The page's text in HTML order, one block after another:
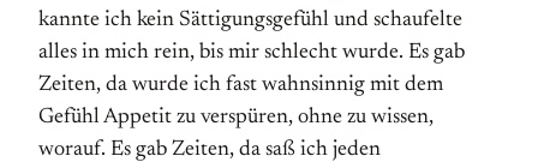
kannte ich kein Sättigungsgefühl und schaufelte
alles in mich rein, bis mir schlecht wurde. Es gab
Zeiten, da wurde ich fast wahnsinnig mit dem
Gefühl Appetit zu verspüren, ohne zu wissen,
worauf. Es gab Zeiten, da saß ich jeden